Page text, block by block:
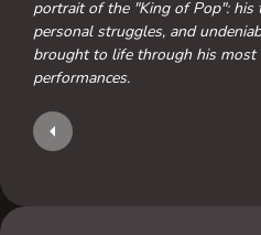
portrait of the "King of Pop": his
personal struggles, and
brought to life through his most
performances.